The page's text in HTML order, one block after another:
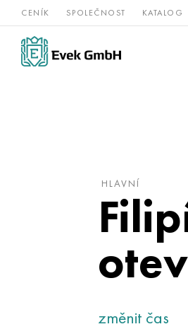
CENÍK SPOLEČNOST KATALOG
Slitiny
niklu
HLAVNÍ
změnit čas